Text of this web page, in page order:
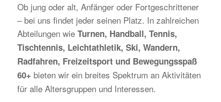
Ob jung oder alt, Anfänger oder Fortgeschrittener
– bei uns findet jeder seinen Platz. In zahlreichen
Abteilungen wie Turnen, Handball, Tennis,
Tischtennis, Leichtathletik, Ski, Wandern,
Radfahren, Freizeitsport und Bewegungsspaß
60+ bieten wir ein breites Spektrum an Aktivitäten
für alle Altersgruppen und Interessen.